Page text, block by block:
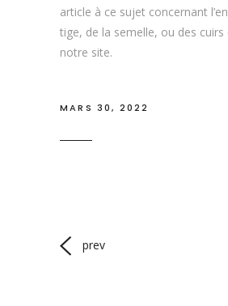
article à ce sujet concernant
tige, de la semelle, ou des cuirs
notre site.
MARS 30, 2022
prev